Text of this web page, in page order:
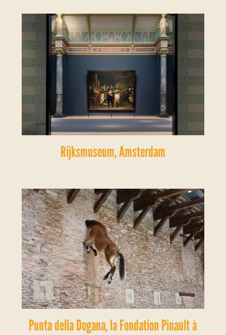
Rijksmuseum, Amsterdam
Punta della Dogana, la Fondation Pinault à